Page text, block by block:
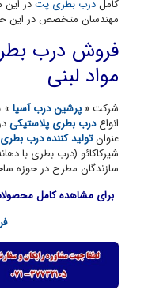
کاملدرب بطری پتدر این
مهندسان متخصص در این
فروش درب
مواد لبنی
شرکت « پرشین درب آسیا »
انواعدرب بطری پلاستیکی
عنوانتولید کننده درب
سازندگان مطرح در حوزه
برای مشاهده کامل